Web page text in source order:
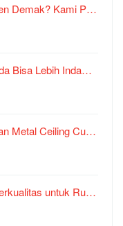
Demak? Kami P…
Bisa Lebih Inda…
Metal Ceiling Cu…
untuk Ru…